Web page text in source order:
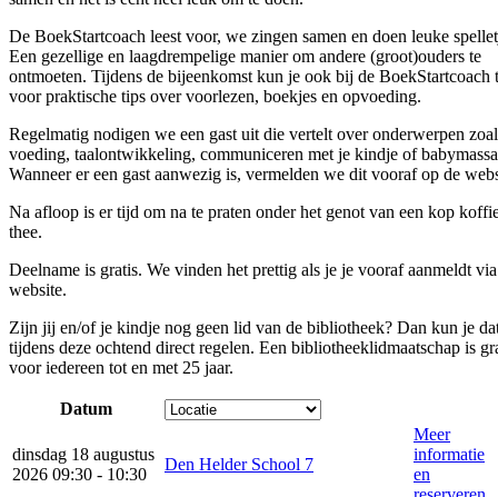
De BoekStartcoach leest voor, we zingen samen en doen leuke
Een gezellige en laagdrempelige manier om andere (groot)ouders te
ontmoeten. Tijdens de bijeenkomst kun je ook bij de BoekStartcoach
voor praktische tips over voorlezen, boekjes en opvoeding.
Regelmatig nodigen we een gast uit die vertelt over onderwerpen
voeding, taalontwikkeling, communiceren met je kindje of
Wanneer er een gast aanwezig is, vermelden we dit vooraf op de
Na afloop is er tijd om na te praten onder het genot van een kop
thee.
Deelname is gratis. We vinden het prettig als je je vooraf aanmeldt
website.
Zijn jij en/of je kindje nog geen lid van de bibliotheek? Dan kun je
tijdens deze ochtend direct regelen. Een bibliotheeklidmaatschap is
voor iedereen tot en met 25 jaar.
Datum
dinsdag 18 augustus
2026 09:30 - 10:30
Den Helder School 7
Meer
informatie
en